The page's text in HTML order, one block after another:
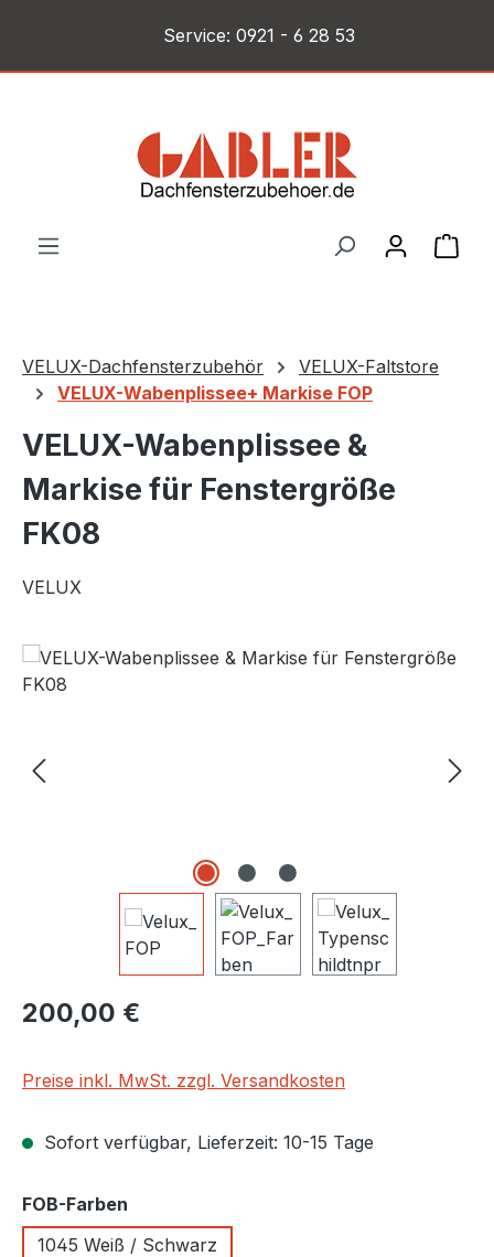
Zum Hauptinhalt springen
Service: 0921 - 6 28 53
VELUX-Dachfensterzubehör
VELUX-Faltstore
VELUX-Wabenplissee+ Markise FOP
VELUX-Wabenplissee &
Markise für Fenstergröße
FK08
VELUX
Bildergalerie überspringen
Regulärer Preis:
200,00 €
Preise inkl. MwSt. zzgl. Versandkosten
Sofort verfügbar, Lieferzeit: 10-15 Tage
FOB-Farben
1045 Weiß / Schwarz